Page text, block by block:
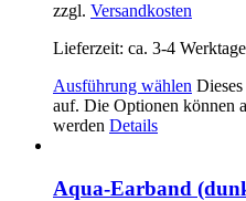
zzgl. Versandkosten
Lieferzeit: ca. 3-4 Werktage
Ausführung wählen
auf. Die Optionen können
werden Details
Aqua-Earband